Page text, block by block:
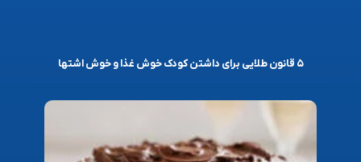
۵ قانون طلایی برای داشتن کودک خوش غذا و خوش اشتها